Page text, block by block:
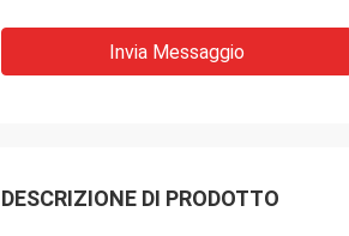
Invia Messaggio
DESCRIZIONE DI PRODOTTO